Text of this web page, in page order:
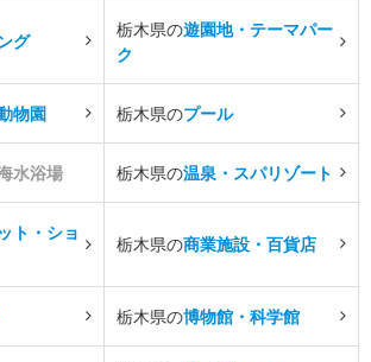
グ
栃木県の遊園地・テーマパー
ク
物園 栃木県のプール
水浴場 栃木県の温泉・スパリゾート
ト・ショ
栃木県の商業施設・百貨店
栃木県の博物館・科学館